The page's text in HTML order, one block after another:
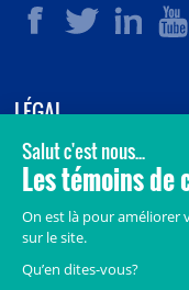
LÉGAL
© 2006-2026CHU
Tous droits réservés.
Accès aux documents